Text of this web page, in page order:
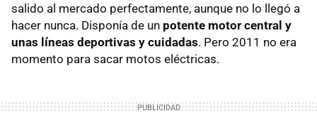
salido al mercado perfectamente, aunque no lo llegó a
hacer nunca. Disponía de un potente motor central y
unas líneas deportivas y cuidadas. Pero 2011 no era
momento para sacar motos eléctricas.